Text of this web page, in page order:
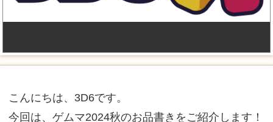
こんにちは、3D6です。
今回は、ゲムマ2024秋のお品書きをご紹介します！